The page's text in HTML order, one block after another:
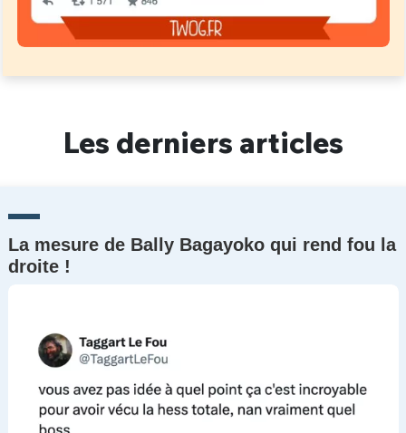
Les derniers articles
La mesure de Bally Bagayoko qui rend fou la
droite !